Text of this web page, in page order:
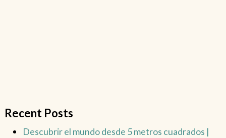
Recent Posts
Descubrir el mundo desde 5 metros cuadrados |